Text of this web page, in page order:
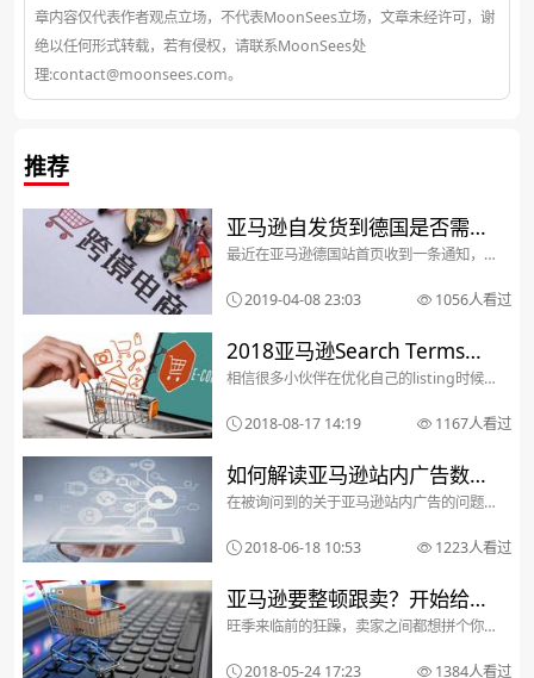
章内容仅代表作者观点立场，不代表MoonSees立场，文章未经许可，谢
绝以任何形式转载，若有侵权，请联系MoonSees处
理:contact@moonsees.com。
推荐
亚马逊自发货到德国是否需要
交纳VAT税？
最近在亚马逊德国站首页收到一条通知，
案（UStG第 22f 部分），亚马逊必须获取
应在德国注册税务的卖家的税务证书，或
式确认函...
2019-04-08 23:03 1056人看过
2018亚马逊Search Terms新
规下我们可以怎么做？
相信很多小伙伴在优化自己的listing时候
时候，莫名其妙的在Keywords栏目出现的
红色感叹号仔细一看才发现Search Terms
2018-08-17 14:19 1167人看过
如何解读亚马逊站内广告数据
报表中的ASIN码？
在被询问到的关于亚马逊站内广告的问题
告报表中有很多别人的ASIN码?”以及“我该
如何应对这些ASIN码？” 是的，当我们下
2018-06-18 10:53 1223人看过
亚马逊要整顿跟卖？开始给卖
家发送邮件
旺季来临前的狂躁，卖家之间都想拼个你
流量的最高点。跟卖成为卖家厮杀的武
2018-05-24 17:23 1384人看过